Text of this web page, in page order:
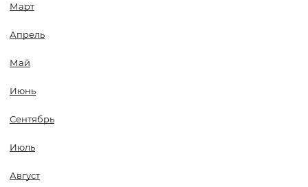
Март
Апрель
Май
Июнь
Сентябрь
Июль
Август